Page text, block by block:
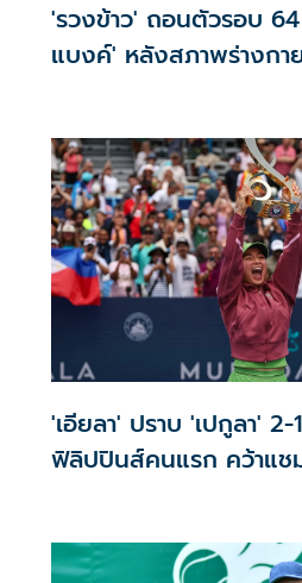
'รวงข้าว' ถอนตัวรอบ
แบงค์' หลังสภาพร่างกา
'เอียลา' ปราบ 'เปกูลา'
ฟิลิปปินส์คนแรก คว้าแช